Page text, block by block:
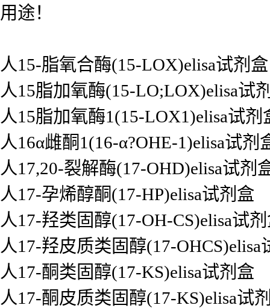
用途！
人15-脂氧合酶(15-LOX)elisa试剂盒
人15脂加氧酶(15-LO;LOX)elisa试
人15脂加氧酶1(15-LOX1)elisa试剂
人16α雌酮1(16-α?OHE-1)elisa试剂
人17,20-裂解酶(17-OHD)elisa试剂
人17-孕烯醇酮(17-HP)elisa试剂盒
人17-羟类固醇(17-OH-CS)elisa试
人17-羟皮质类固醇(17-OHCS)elisa
人17-酮类固醇(17-KS)elisa试剂盒
人17-酮皮质类固醇(17-KS)elisa试